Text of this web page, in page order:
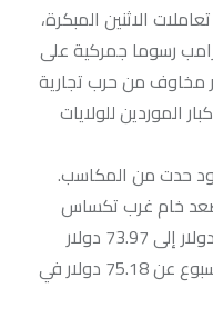
الاثنين المبكرة،
رسوما جمركية على
مخاوف من حرب تجارية
الموردين للولايات
حدت من المكاسب.
غرينتش، صعد خام غرب تكساس
الأميركي الوسيط اثنين بالمئة أو 1.44 دولار إلى 73.97 دولار
للبرميل، بعد أن بلغ أعلى مستوى في أسبوع عن 75.18 دولار في